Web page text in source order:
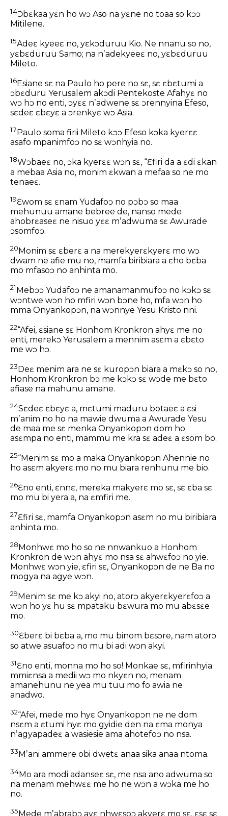
14Ɔbɛkaa yɛn ho wɔ Aso na yɛne no toaa so kɔɔ
Mitilene.
15Adeɛ kyeeɛ no, yɛkɔduruu Kio. Ne nnanu so no,
yɛbɛduruu Samo; na nʼadekyeeɛ no, yɛbɛduruu
Mileto.
16Esiane sɛ na Paulo ho pere no sɛ, sɛ ɛbɛtumi a
ɔbɛduru Yerusalem akɔdi Pentekoste Afahyɛ no
wɔ hɔ no enti, ɔyɛɛ nʼadwene sɛ ɔrennyina Efeso,
sɛdeɛ ɛbɛyɛ a ɔrenkyɛ wɔ Asia.
17 Paulo soma firii Mileto kɔɔ Efeso kɔka kyerɛɛ
asafo mpanimfoɔ no sɛ wɔnhyia no.
18Wɔbaeɛ no, ɔka kyerɛɛ wɔn sɛ, “Ɛfiri da a ɛdi ɛkan
a mebaa Asia no, monim ɛkwan a mefaa so ne mo
tenaeɛ.
19Ɛwom sɛ ɛnam Yudafoɔ no pɔbɔ so maa
mehunuu amane bebree de, nanso mede
ahobrɛaseɛ ne nisuo yɛɛ mʼadwuma sɛ Awurade
ɔsomfoɔ.
20 Monim sɛ ɛberɛ a na merekyerɛkyerɛ mo wɔ
dwam ne afie mu no, mamfa biribiara a ɛho bɛba
mo mfasoɔ no anhinta mo.
21 Mebɔɔ Yudafoɔ ne amanamanmufoɔ no kɔkɔ sɛ
wɔntwe wɔn ho mfiri wɔn bɔne ho, mfa wɔn ho
mma Onyankopɔn, na wɔnnye Yesu Kristo nni.
22“Afei, ɛsiane sɛ Honhom Kronkron ahyɛ me no
enti, merekɔ Yerusalem a mennim asɛm a ɛbɛto
me wɔ hɔ.
23 Deɛ menim ara ne sɛ kuropɔn biara a mɛkɔ so no,
Honhom Kronkron bɔ me kɔkɔ sɛ wɔde me bɛto
afiase na mahunu amane.
24Sɛdeɛ ɛbɛyɛ a, mɛtumi maduru botaeɛ a ɛsi
mʼanim no ho na mawie dwuma a Awurade Yesu
de maa me sɛ menka Onyankopɔn dom ho
asɛmpa no enti, mammu me kra sɛ adeɛ a ɛsom bo.
25“Menim sɛ mo a maka Onyankopɔn Ahennie no
ho asɛm akyerɛ mo no mu biara renhunu me bio.
26Ɛno enti, ɛnnɛ, mereka makyerɛ mo sɛ, sɛ ɛba sɛ
mo mu bi yera a, na ɛmfiri me.
27Ɛfiri sɛ, mamfa Onyankopɔn asɛm no mu biribiara
anhinta mo.
28Monhwɛ mo ho so ne nnwankuo a Honhom
Kronkron de wɔn ahyɛ mo nsa sɛ ahwɛfoɔ no yie.
Monhwɛ wɔn yie, ɛfiri sɛ, Onyankopɔn de ne Ba no
mogya na agye wɔn.
29 Menim sɛ me kɔ akyi no, atorɔ akyerɛkyerɛfoɔ a
wɔn ho yɛ hu sɛ mpataku bɛwura mo mu abɛsɛe
mo.
30Ɛberɛ bi bɛba a, mo mu binom bɛsɔre, nam atorɔ
so atwe asuafoɔ no mu bi adi wɔn akyi.
31Ɛno enti, monna mo ho so! Monkae sɛ, mfirinhyia
mmiɛnsa a medii wɔ mo nkyɛn no, menam
amanehunu ne yea mu tuu mo fo awia ne
anadwo.
32“Afei, mede mo hyɛ Onyankopɔn ne ne dom
nsɛm a ɛtumi hyɛ mo gyidie den na ɛma monya
nʼagyapadeɛ a wasiesie ama ahotefoɔ no nsa.
33 Mʼani ammere obi dwetɛ anaa sika anaa ntoma.
34Mo ara modi adanseɛ sɛ, me nsa ano adwuma so
na menam mehwɛɛ me ho ne wɔn a wɔka me ho
no.
35 Mede mʼabrabɔ ayɛ nhwɛsoɔ akyerɛ mo sɛ, ɛsɛ sɛ